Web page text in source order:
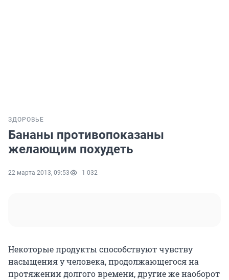
ЗДОРОВЬЕ
Бананы противопоказаны
желающим похудеть
22 марта 2013, 09:53 1 032
Некоторые продукты способствуют чувству
насыщения у человека, продолжающегося на
протяжении долгого времени, другие же наоборот